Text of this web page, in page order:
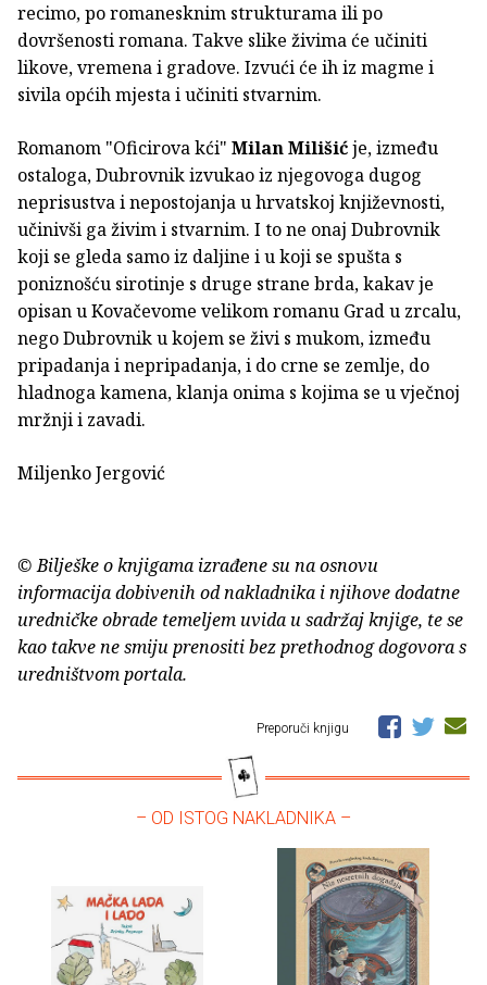
recimo, po romanesknim strukturama ili po
dovršenosti romana. Takve slike živima će učiniti
likove, vremena i gradove. Izvući će ih iz magme i
sivila općih mjesta i učiniti stvarnim.
Romanom "Oficirova kći" Milan Milišićje, između
ostaloga, Dubrovnik izvukao iz njegovoga dugog
neprisustva i nepostojanja u hrvatskoj književnosti,
učinivši ga živim i stvarnim. I to ne onaj Dubrovnik
koji se gleda samo iz daljine i u koji se spušta s
poniznošću sirotinje s druge strane brda, kakav je
opisan u Kovačevome velikom romanu Grad u zrcalu,
nego Dubrovnik u kojem se živi s mukom, između
pripadanja i nepripadanja, i do crne se zemlje, do
hladnoga kamena, klanja onima s kojima se u vječnoj
mržnji i zavadi.
Miljenko Jergović
© Bilješke o knjigama izrađene su na osnovu
informacija dobivenih od nakladnika i njihove dodatne
uredničke obrade temeljem uvida u sadržaj knjige, te se
kao takve ne smiju prenositi bez prethodnog dogovora s
uredništvom portala.
Preporuči knjigu
– OD ISTOG NAKLADNIKA –